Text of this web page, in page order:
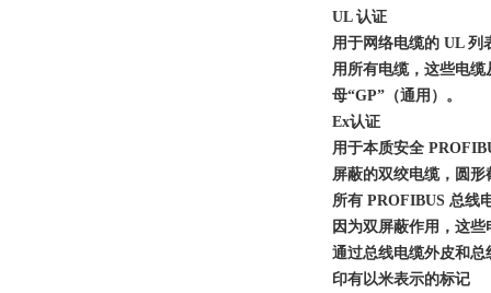
UL 认证
用于网络电缆的 UL 列
用所有电缆，这些电
母“GP”（通用）。
Ex认证
用于本质安全
屏蔽的双绞电缆，圆形
所有 PROFIBUS 总线
因为双屏蔽作用，这
通过总线电缆外皮和
印有以米表示的标记